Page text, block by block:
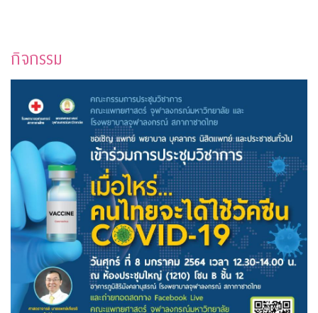
กิจกรรม